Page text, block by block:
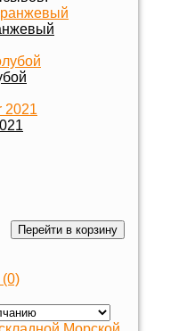
Перейти в корзину